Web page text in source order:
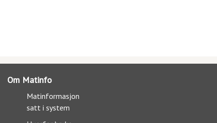
Om Matinfo
Matinformasjon
satt i system